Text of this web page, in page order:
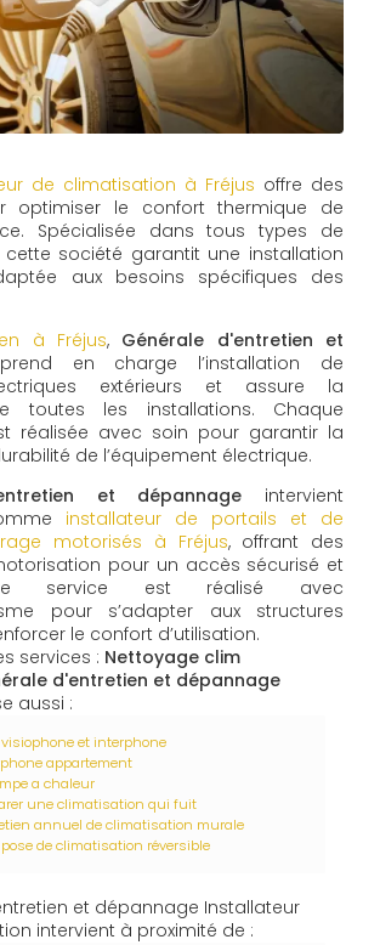
de climatisation à Fréjus offre des
optimiser le confort thermique de
Spécialisée dans tous types de
cette société garantit une installation
aux besoins spécifiques des
à Fréjus, Générale d'entretien et
en charge l’installation de
extérieurs et assure la
toutes les installations. Chaque
réalisée avec soin pour garantir la
de l’équipement électrique.
et dépannage intervient
installateur de portails et de
motorisés à Fréjus, offrant des
pour un accès sécurisé et
service est réalisé avec
pour s’adapter aux structures
le confort d’utilisation.
services : Nettoyage clim
d'entretien et dépannage
aussi :
et interphone
appartement
a chaleur
une climatisation qui fuit
annuel de climatisation murale
de climatisation réversible
et dépannage Installateur
intervient à proximité de :